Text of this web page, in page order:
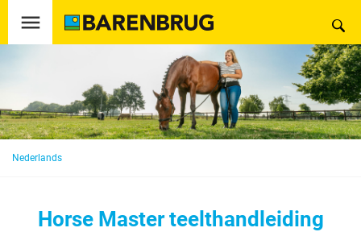
Nederlands
Horse Master teelthandleiding